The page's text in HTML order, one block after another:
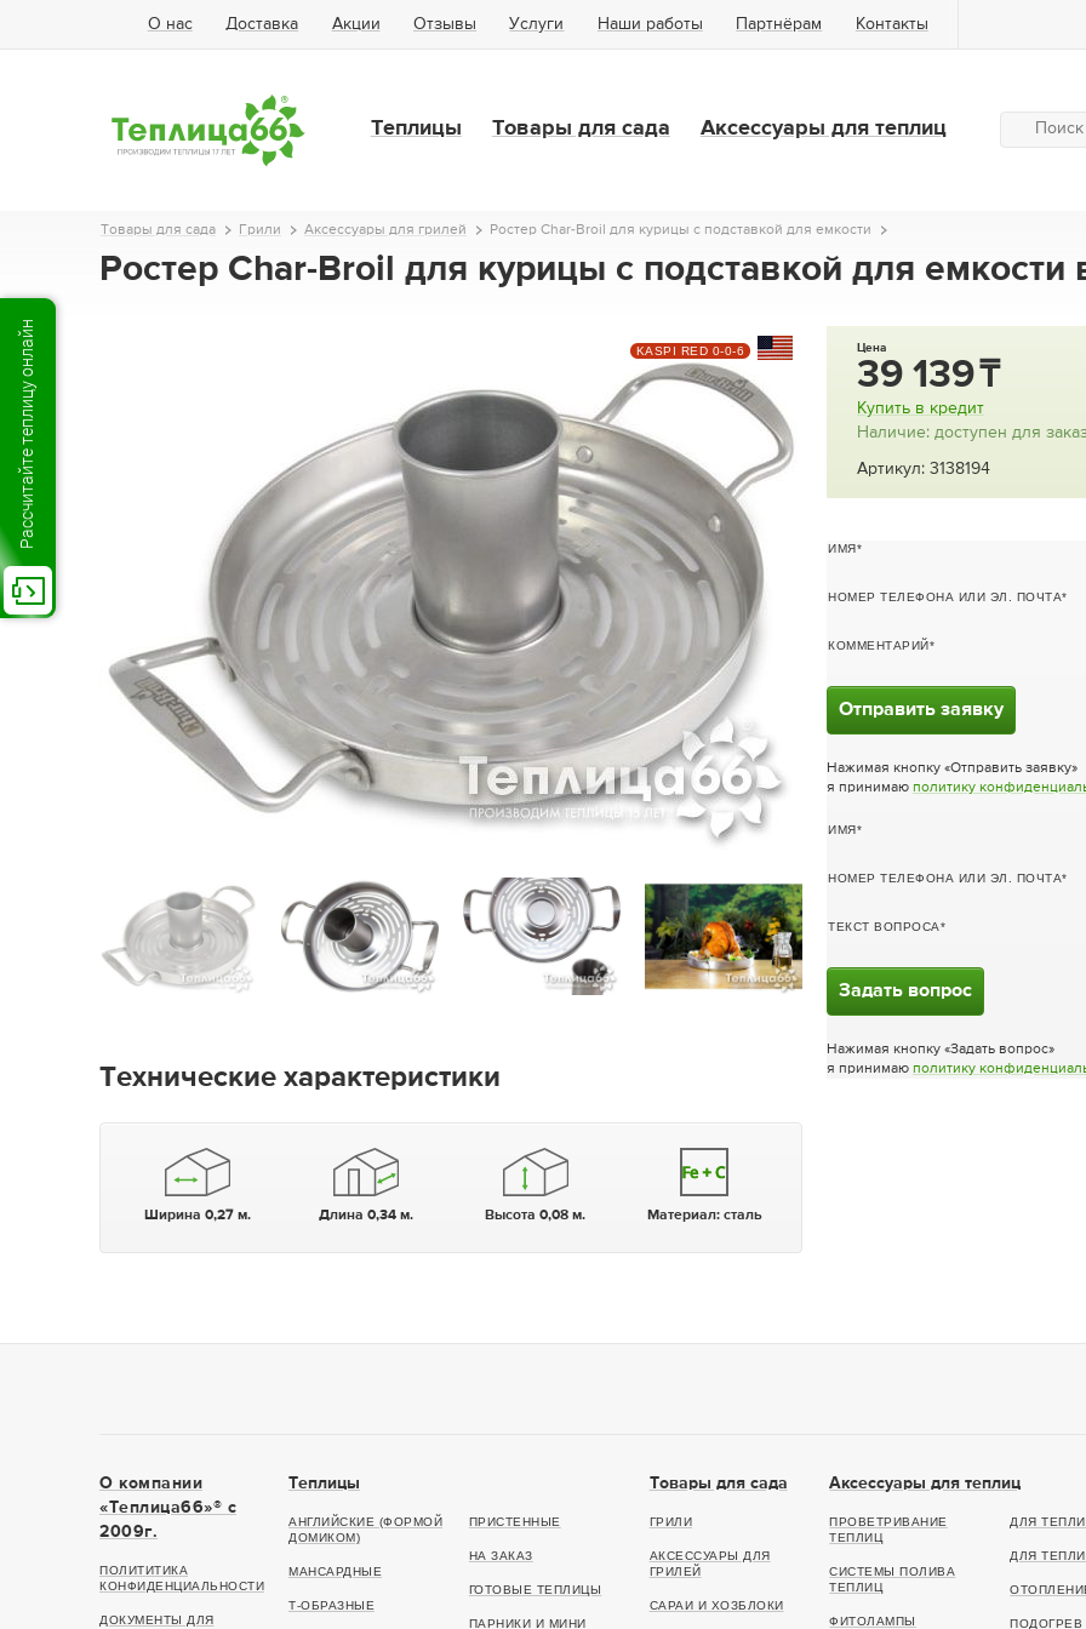
О нас Доставка Акции Отзывы Услуги Наши работы Партнёрам Контакты
Теплицы Товары для сада Аксессуары для теплиц
Товары для сада Грили Аксессуары для грилей Ростер Char-Broil для курицы с подставкой для емкости
Ростер Char-Broil для курицы с подставкой для
KASPI RED 0-0-6
Технические характеристики
Ширина 0,27 м. Длина 0,34 м. Высота 0,08 м. Материал: сталь
Цена
39 139
Купить в кредит
Наличие: доступен для
Артикул: 3138194
ИМЯ
НОМЕР ТЕЛЕФОНА ИЛИ ЭЛ. ПОЧТА
КОММЕНТАРИЙ
Отправить заявку
Нажимая кнопку «Отправить заявку»
я принимаю политику
ИМЯ
НОМЕР ТЕЛЕФОНА ИЛИ ЭЛ. ПОЧТА
ТЕКСТ ВОПРОСА
Задать вопрос
Нажимая кнопку «Задать вопрос»
я принимаю политику
О компании
«Теплица66»® c
2009г.
ПОЛИТИТИКА
КОНФИДЕНЦИАЛЬНОСТИ
ДОКУМЕНТЫ ДЛЯ
Теплицы
АНГЛИЙСКИЕ (ФОРМОЙ
ДОМИКОМ)
МАНСАРДНЫЕ
Т-ОБРАЗНЫЕ
ПРИСТЕННЫЕ
НА ЗАКАЗ
ГОТОВЫЕ ТЕПЛИЦЫ
ПАРНИКИ И МИНИ
Товары для сада
ГРИЛИ
АКСЕССУАРЫ ДЛЯ
ГРИЛЕЙ
САРАИ И ХОЗБЛОКИ
Аксессуары для теплиц
ПРОВЕТРИВАНИЕ
ТЕПЛИЦ
СИСТЕМЫ ПОЛИВА
ТЕПЛИЦ
ФИТОЛАМПЫ
ДЛЯ
ДЛЯ
ПОДОГРЕВ
Рассчитайте теплицу онлайн